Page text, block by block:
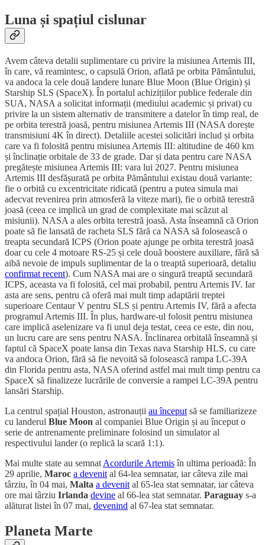
Luna și spațiul cislunar
Avem câteva detalii suplimentare cu privire la misiunea Artemis III,
în care, vă reamintesc, o capsulă Orion, aflată pe orbita Pământului,
va andoca la cele două landere lunare Blue Moon (Blue Origin) și
Starship SLS (SpaceX). În portalul achizițiilor publice federale din
SUA, NASA a solicitat informații (mediului academic și privat) cu
privire la un sistem alternativ de transmitere a datelor în timp real, de
pe orbita terestră joasă, pentru misiunea Artemis III (NASA dorește
transmisiuni 4K în direct). Detaliile acestei solicitări includ și orbita
care va fi folosită pentru misiunea Artemis III: altitudine de 460 km
și înclinație orbitale de 33 de grade. Dar și data pentru care NASA
pregătește misiunea Artemis III: vara lui 2027. Pentru misiunea
Artemis III desfășurată pe orbita Pământului existau două variante:
fie o orbită cu excentricitate ridicată (pentru a putea simula mai
adecvat revenirea prin atmosferă la viteze mari), fie o orbită terestră
joasă (ceea ce implică un grad de complexitate mai scăzut al
misiunii). NASA a ales orbita terestră joasă. Asta înseamnă că Orion
poate să fie lansată de racheta SLS fără ca NASA să folosească o
treapta secundară ICPS (Orion poate ajunge pe orbita terestră joasă
doar cu cele 4 motoare RS-25 și cele două boostere auxiliare, fără să
aibă nevoie de impuls suplimentar de la o treaptă superioară, detaliu
confirmat recent). Cum NASA mai are o singură treaptă secundară
ICPS, aceasta va fi folosită, cel mai probabil, pentru Artemis IV. Iar
asta are sens, pentru că oferă mai mult timp adaptării treptei
superioare Centaur V pentru SLS și pentru Artemis IV, fără a afecta
programul Artemis III. În plus, hardware-ul folosit pentru misiunea
care implică aselenizare va fi unul deja testat, ceea ce este, din nou,
un lucru care are sens pentru NASA. Înclinarea orbitală înseamnă și
faptul că SpaceX poate lansa din Texas nava Starship HLS, cu care
va andoca Orion, fără să fie nevoită să folosească rampa LC-39A
din Florida pentru asta, NASA oferind astfel mai mult timp pentru ca
SpaceX să finalizeze lucrările de conversie a rampei LC-39A pentru
lansări Starship.
La centrul spațial Houston, astronauții au început să se familiarizeze
cu landerul Blue Moon al companiei Blue Origin și au început o
serie de antrenamente preliminare folosind un simulator al
respectivului lander (o replică la scară 1:1).
Mai multe state au semnat Acordurile Artemisîn ultima perioadă: În
29 aprilie, Maroc a devenit al 64-lea semnatar, iar câteva zile mai
târziu, în 04 mai, Malta a devenit al 65-lea stat semnatar, iar câteva
ore mai târziu Irlanda devine al 66-lea stat semnatar. Paraguay s-a
alăturat listei în 07 mai, devenind al 67-lea stat semnatar.
Planeta Marte